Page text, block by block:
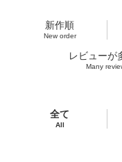
新作順
New order
レビューが
Many
全て
All